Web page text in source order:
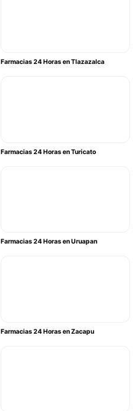
Farmacias 24 Horas en Tlazazalca
Farmacias 24 Horas en Turicato
Farmacias 24 Horas en Uruapan
Farmacias 24 Horas en Zacapu